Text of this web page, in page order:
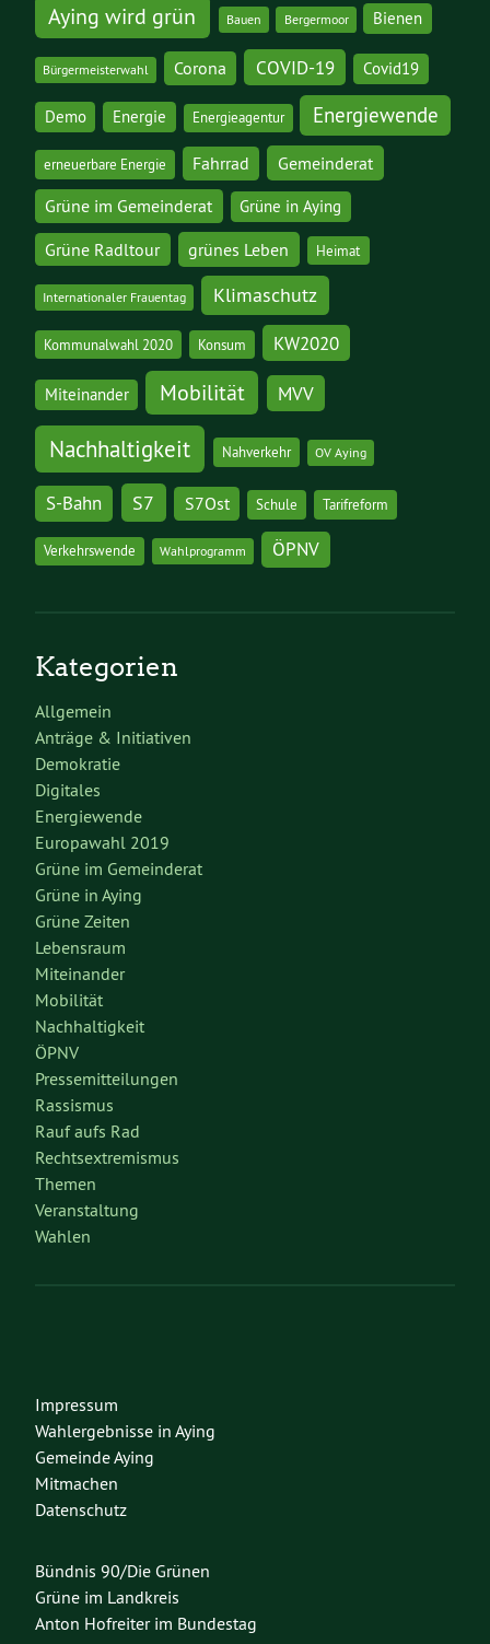
Aying wird grün Bauen Bergermoor Bienen
Bürgermeisterwahl Corona COVID-19 Covid19
Demo Energie Energieagentur Energiewende
erneuerbare Energie Fahrrad Gemeinderat
Grüne im Gemeinderat Grüne in Aying
Grüne Radltour grünes Leben Heimat
Internationaler Frauentag Klimaschutz
Kommunalwahl 2020 Konsum KW2020
Miteinander Mobilität MVV
Nachhaltigkeit Nahverkehr OV Aying
S-Bahn S7 S7Ost Schule Tarifreform
Verkehrswende Wahlprogramm ÖPNV
Kategorien
Allgemein
Anträge & Initiativen
Demokratie
Digitales
Energiewende
Europawahl 2019
Grüne im Gemeinderat
Grüne in Aying
Grüne Zeiten
Lebensraum
Miteinander
Mobilität
Nachhaltigkeit
ÖPNV
Pressemitteilungen
Rassismus
Rauf aufs Rad
Rechtsextremismus
Themen
Veranstaltung
Wahlen
Impressum
Wahlergebnisse in Aying
Gemeinde Aying
Mitmachen
Datenschutz
Bündnis 90/Die Grünen
Grüne im Landkreis
Anton Hofreiter im Bundestag